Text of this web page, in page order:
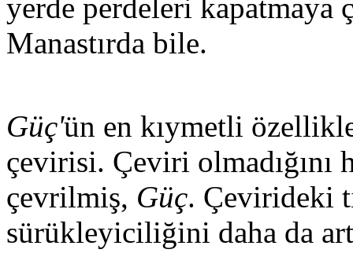
yerde perdeleri kapatmaya
Manastırda bile.
Güç'ün en kıymetli
çevirisi. Çeviri olmadığını
çevrilmiş, Güç. Çevirideki
sürükleyiciliğini daha da